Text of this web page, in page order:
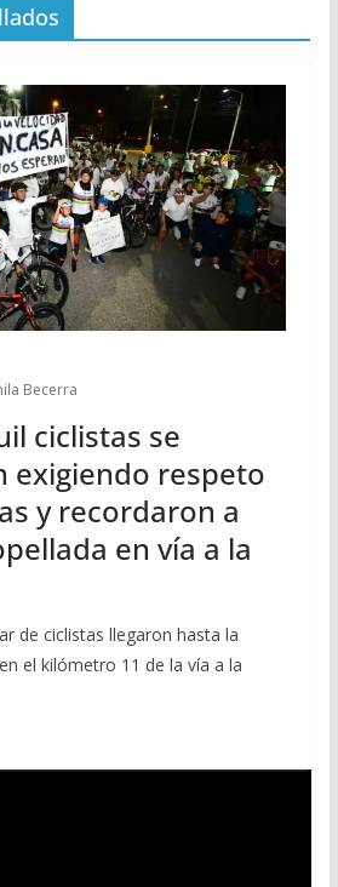
Becerra
ciclistas se
exigiendo respeto
y recordaron a
en vía a la
de ciclistas llegaron hasta la
el kilómetro 11 de la vía a la